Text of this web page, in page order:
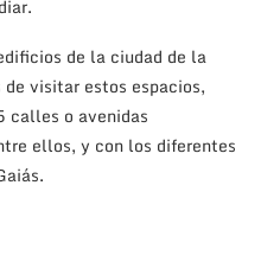
de la ciudad de la
visitar estos espacios,
calles o avenidas
ellos, y con los diferentes